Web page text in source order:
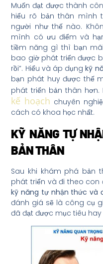
Muốn đạt được thành
hiểu rõ bản thân mình
người như thế nào.
mình có ưu điểm và
tiềm năng gì thì bạn
bao giờ phát triển được
rồi”. Hiểu và áp dụngkỹ
bạn phát huy được thế
phát triển bản thân hơn.
kế hoạch chuyên
cách có khoa học nhất.
KỸ NĂNG TỰ
BẢN THÂN
Sau khi khám phá bản
phát triển và đi theo
kỹ năng tự nhận thức và
đánh giá sẽ là công cụ
đã đạt được mục tiêu